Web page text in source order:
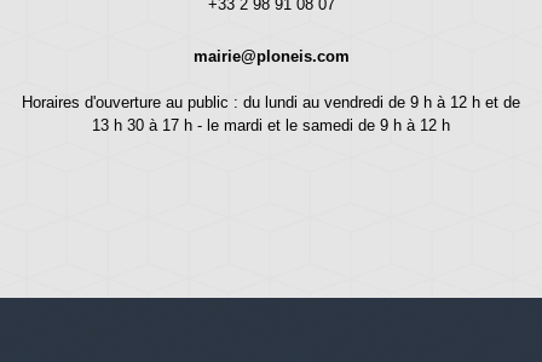
+33 2 98 91 08 07
mairie@ploneis.com
Horaires d'ouverture au public : du lundi au vendredi de 9 h à 12 h et de
13 h 30 à 17 h - le mardi et le samedi de 9 h à 12 h